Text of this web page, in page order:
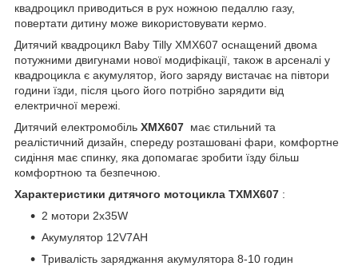
квадроцикл приводиться в рух ножною педаллю газу,
повертати дитину може використовувати кермо.
Дитячий квадроцикл Baby Tilly XMX607 оснащений двома
потужними двигунами нової модифікації, також в арсеналі у
квадроцикла є акумулятор, його заряду вистачає на півтори
години їзди, після цього його потрібно зарядити від
електричної мережі.
Дитячий електромобіль XMX607 має стильний та
реалістичний дизайн, спереду розташовані фари, комфортне
сидіння має спинку, яка допомагає зробити їзду більш
комфортною та безпечною.
Характеристики дитячого мотоцикла TXMX607 :
2 мотори 2х35W
Акумулятор 12V7AH
Тривалість заряджання акумулятора 8-10 годин